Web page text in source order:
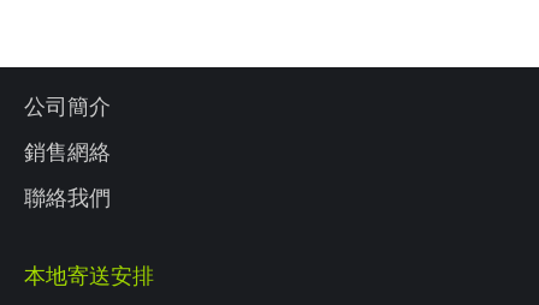
公司簡介
銷售網絡
聯絡我們
本地寄送安排